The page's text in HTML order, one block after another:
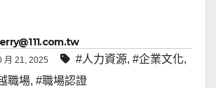
月 21, 2025 #人力資源, #企業文化,
職場, #職場認證